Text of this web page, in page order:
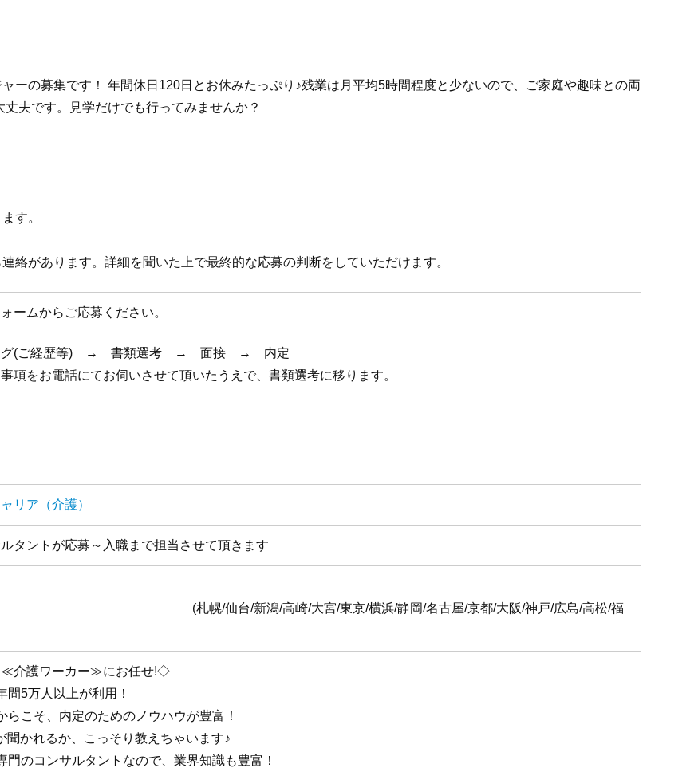
ーの募集です！ 年間休日120日とお休みたっぷり♪残業は月平均5時間程度と少ないので、ご家庭や趣味との両
夫です。見学だけでも行ってみませんか？
す。
絡があります。詳細を聞いた上で最終的な応募の判断をしていただけます。
ームからご応募ください。
グ(ご経歴等) → 書類選考 → 面接 → 内定
項をお電話にてお伺いさせて頂いたうえで、書類選考に移ります。
リア（介護）
タントが応募～入職まで担当させて頂きます
国16支社
潟/高崎/大宮/東京/横浜/静岡/名古屋/京都/大阪/神戸/広島/高松/福
介護ワーカー≫にお任せ!◇
間5万人以上が利用！
らこそ、内定のためのノウハウが豊富！
聞かれるか、こっそり教えちゃいます♪
門のコンサルタントなので、業界知識も豊富！